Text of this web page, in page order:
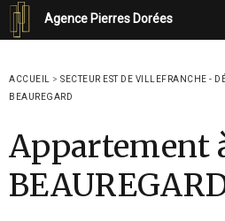
Agence Pierres Dorées
ACCUEIL > SECTEUR EST DE VILLEFRANCHE -
BEAUREGARD
Appartement